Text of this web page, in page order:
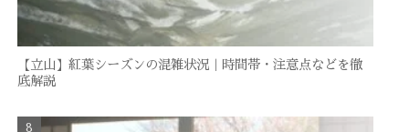
【立山】紅葉シーズンの混雑状況｜時間帯・注意点などを徹
底解説